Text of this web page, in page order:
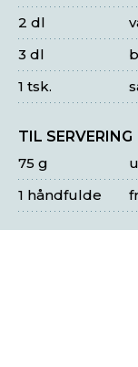
2 dl
3 dl
1 tsk.
TIL SERVERING
75 g
1 håndfulde